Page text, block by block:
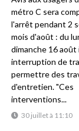
30 juillet à 11:10
métro C sera
l'arrêt pendant 2
mois d'août : du
dimanche 16 août
interruption de
permettre des
d'entretien. "Ces
interventions...